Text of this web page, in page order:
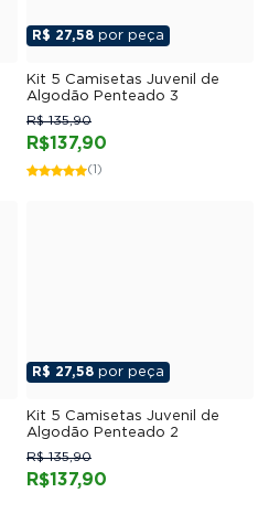
R$ 27,58 por peça
Kit 5 Camisetas Juvenil de
Algodão Penteado 3
R$137,90
R$ 135,90
(1)
R$ 27,58 por peça
Kit 5 Camisetas Juvenil de
Algodão Penteado 2
R$137,90
R$ 135,90